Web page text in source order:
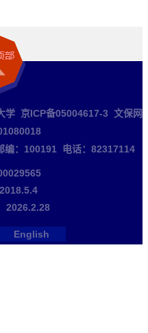
学 京ICP备05004617-3 文保网
编：100191 电话：82317114
2018.5.4
2026.2.28
English